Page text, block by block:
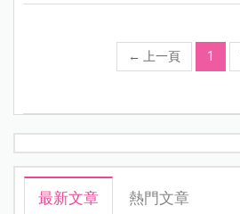
← 上一頁 1
最新文章 熱門文章